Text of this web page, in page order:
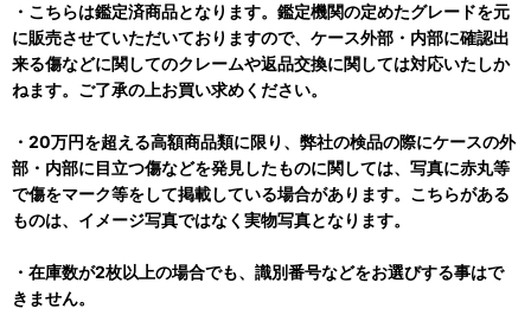
・こちらは鑑定済商品となります。鑑定機関の定めたグレードを元
に販売させていただいておりますので、ケース外部・内部に確認出
来る傷などに関してのクレームや返品交換に関しては対応いたしか
ねます。ご了承の上お買い求めください。
・20万円を超える高額商品類に限り、弊社の検品の際にケースの外
部・内部に目立つ傷などを発見したものに関しては、写真に赤丸等
で傷をマーク等をして掲載している場合があります。こちらがある
ものは、イメージ写真ではなく実物写真となります。
・在庫数が2枚以上の場合でも、識別番号などをお選びする事はで
きません。